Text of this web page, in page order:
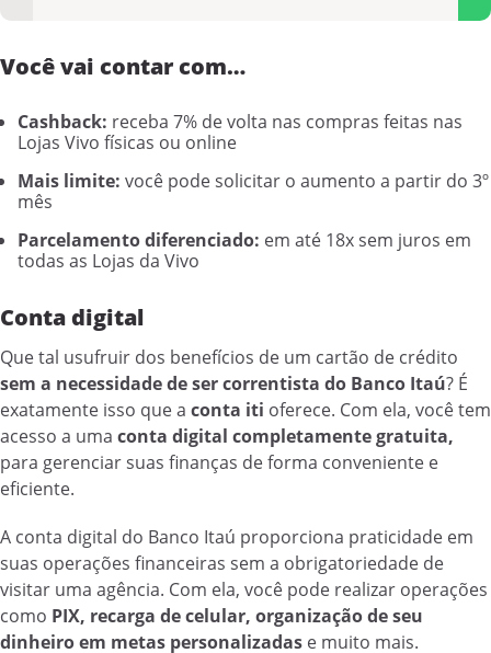
Você vai contar com…
Cashback: receba 7% de volta nas compras feitas nas
Lojas Vivo físicas ou online
Mais limite: você pode solicitar o aumento a partir do 3º
mês
Parcelamento diferenciado: em até 18x sem juros em
todas as Lojas da Vivo
Conta digital
Que tal usufruir dos benefícios de um cartão de crédito
sem a necessidade de ser correntista do Banco Itaú? É
exatamente isso que a conta iti oferece. Com ela, você tem
acesso a uma conta digital completamente gratuita,
para gerenciar suas finanças de forma conveniente e
eficiente.
A conta digital do Banco Itaú proporciona praticidade em
suas operações financeiras sem a obrigatoriedade de
visitar uma agência. Com ela, você pode realizar operações
como PIX, recarga de celular, organização de seu
dinheiro em metas personalizadas e muito mais.